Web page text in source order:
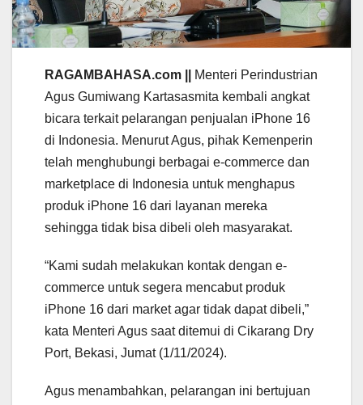
RAGAMBAHASA.com ||
Menteri Perindustrian
Agus Gumiwang Kartasasmita kembali angkat
bicara terkait pelarangan penjualan iPhone 16
di Indonesia. Menurut Agus, pihak Kemenperin
telah menghubungi berbagai e-commerce dan
marketplace di Indonesia untuk menghapus
produk iPhone 16 dari layanan mereka
sehingga tidak bisa dibeli oleh masyarakat.
“Kami sudah melakukan kontak dengan e-
commerce untuk segera mencabut produk
iPhone 16 dari market agar tidak dapat dibeli,”
kata Menteri Agus saat ditemui di Cikarang Dry
Port, Bekasi, Jumat (1/11/2024).
Agus menambahkan, pelarangan ini bertujuan